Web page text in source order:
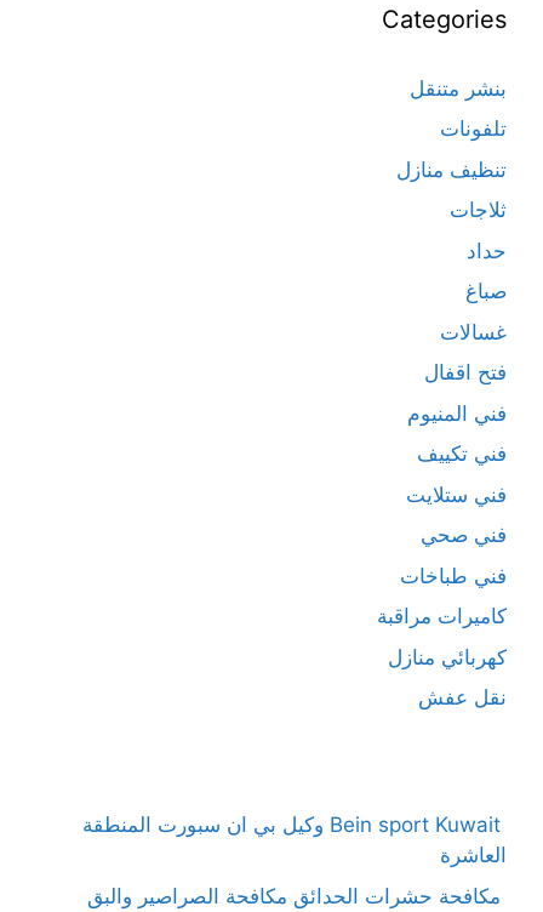
Categories
بنشر متنقل
تلفونات
تنظيف منازل
ثلاجات
حداد
صباغ
غسالات
فتح اقفال
فني المنيوم
فني تكييف
فني ستلايت
فني صحي
فني طباخات
كاميرات مراقبة
كهربائي منازل
نقل عفش
Bein sport Kuwait وكيل بي ان سبورت المنطقة
العاشرة
مكافحة حشرات الحدائق مكافحة الصراصير والبق